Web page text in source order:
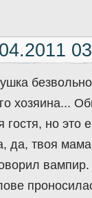
хозяина...
гостя, но это
да, твоя мама